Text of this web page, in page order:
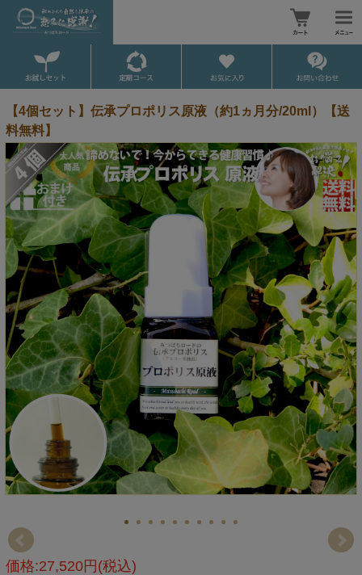
【4個セット】伝承プロポリス原液（約1ヵ月分/20ml）【送
料無料】
価格:27,520円(税込)